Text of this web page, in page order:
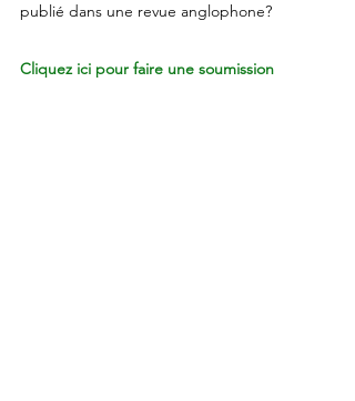
publié dans une revue anglophone?
Cliquez ici pour faire une soumission